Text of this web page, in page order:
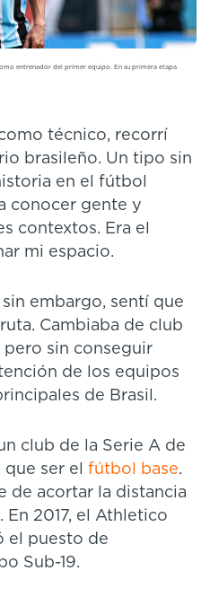
entrenador del primer equipo. En su primera etapa
técnico, recorrí
brasileño. Un tipo sin
en el fútbol
conocer gente y
contextos. Era el
mi espacio.
embargo, sentí que
Cambiaba de club
pero sin conseguir
de los equipos
de Brasil.
club de la Serie A de
ser el fútbol base.
de acortar la distancia
2017, el Athletico
el puesto de
Sub-19.